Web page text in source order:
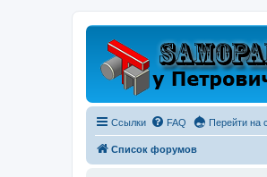
Ссылки FAQ Перейти на
Список форумов